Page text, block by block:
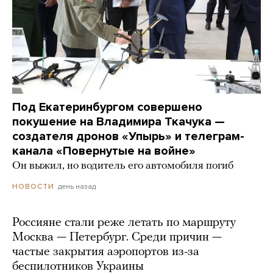
Под Екатеринбургом совершено
покушение на Владимира Ткачука —
создателя дронов «Упырь» и телеграм-
канала «Повернутые на войне»
Он выжил, но водитель его автомобиля погиб
НОВОСТИ день назад
Россияне стали реже летать по маршруту
Москва — Петербург. Среди причин —
частые закрытия аэропортов из-за
беспилотников Украины